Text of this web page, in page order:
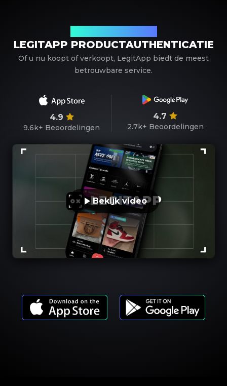
LEGITAPP PRODUCTAUTHENTICATIE
Of u nu koopt of verkoopt, LegitApp biedt de meest
betrouwbare service.
4.9
9.6k+ Beoordelingen
4.7
2.7k+ Beoordelingen
Bekijk video